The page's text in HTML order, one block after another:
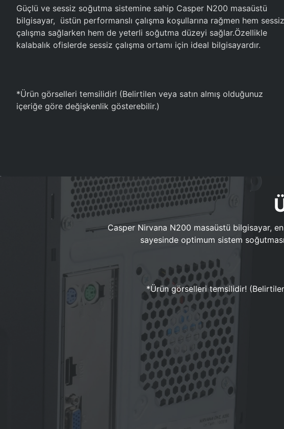
Güçlü ve sessiz soğutma sistemine sahip Casper N200 masaüstü
bilgisayar, üstün performanslı çalışma koşullarına rağmen hem sessiz
çalışma sağlarken hem de yeterli soğutma düzeyi sağlar.Özellikle
kalabalık ofislerde sessiz çalışma ortamı için ideal bilgisayardır.
*Ürün görselleri temsilidir! (Belirtilen veya satın almış olduğunuz
içeriğe göre değişkenlik gösterebilir.)
Casper Nirvana N200 masaüstü bilgisayar,
sayesinde optimum sistem
*Ürün görselleri temsilidir!